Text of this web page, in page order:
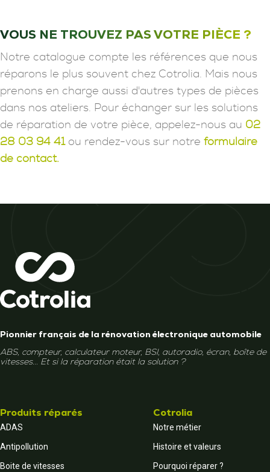
VOUS NE TROUVEZ PAS VOTRE PIÈCE ?
Notre catalogue compte les références que nous
réparons le plus souvent chez Cotrolia. Mais nous
prenons en charge aussi d'autres types de pièces
dans nos ateliers. Pour échanger sur les solutions
de réparation de votre pièce, appelez-nous au 02
28 03 94 41ou rendez-vous sur notre formulaire
de contact.
Pionnier français de la rénovation électronique automobile
ABS, compteur, calculateur moteur, BSI, autoradio, écran, boîte de
vitesses... Et si la réparation était la solution ?
Produits réparés
ADAS
Antipollution
Boite de vitesses
Cotrolia
Notre métier
Histoire et valeurs
Pourquoi réparer ?